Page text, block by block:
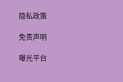
隐私政策
免责声明
曝光平台